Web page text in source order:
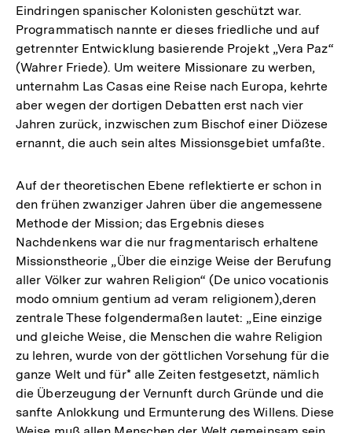
Eindringen spanischer Kolonisten geschützt war.
Programmatisch nannte er dieses friedliche und auf
getrennter Entwicklung basierende Projekt „Vera Paz“
(Wahrer Friede). Um weitere Missionare zu werben,
unternahm Las Casas eine Reise nach Europa, kehrte
aber wegen der dortigen Debatten erst nach vier
Jahren zurück, inzwischen zum Bischof einer Diözese
ernannt, die auch sein altes Missionsgebiet umfaßte.
Auf der theoretischen Ebene reflektierte er schon in
den frühen zwanziger Jahren über die angemessene
Methode der Mission; das Ergebnis dieses
Nachdenkens war die nur fragmentarisch erhaltene
Missionstheorie „Über die einzige Weise der Berufung
aller Völker zur wahren Religion“ (De unico vocationis
modo omnium gentium ad veram religionem),deren
zentrale These folgendermaßen lautet: „Eine einzige
und gleiche Weise, die Menschen die wahre Religion
zu lehren, wurde von der göttlichen Vorsehung für die
ganze Welt und für* alle Zeiten festgesetzt, nämlich
die Überzeugung der Vernunft durch Gründe und die
sanfte Anlokkung und Ermunterung des Willens. Diese